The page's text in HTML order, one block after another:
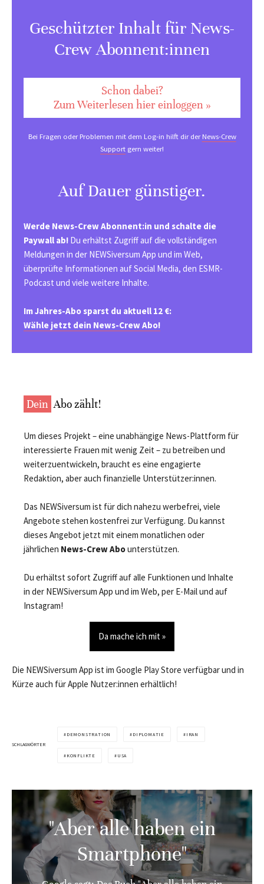
Geschützter Inhalt für News-
Crew Abonnent:innen
Schon dabei?
Zum Weiterlesen hier einloggen »
Bei Fragen oder Problemen mit dem Log-in hilft dir derNews-Crew
Support gern weiter!
Auf Dauer günstiger.
Werde News-Crew Abonnent:in und schalte die
Paywall ab! Du erhältst Zugriff auf die vollständigen
Meldungen in der NEWSiversum App und im Web,
überprüfte Informationen auf Social Media, den ESMR-
Podcast und viele weitere Inhalte.
Im Jahres-Abo sparst du aktuell 12 €:
Wähle jetzt dein News-Crew Abo!
Dein Abo zählt!
Um dieses Projekt – eine unabhängige News-Plattform für
interessierte Frauen mit wenig Zeit – zu betreiben und
weiterzuentwickeln, braucht es eine engagierte
Redaktion, aber auch finanzielle Unterstützer:innen.
Das NEWSiversum ist für dich nahezu werbefrei, viele
Angebote stehen kostenfrei zur Verfügung. Du kannst
dieses Angebot jetzt mit einem monatlichen oder
jährlichen News-Crew Abounterstützen.
Du erhältst sofort Zugriff auf alle Funktionen und Inhalte
in der NEWSiversum App und im Web, per E-Mail und auf
Instagram!
Da mache ich mit »
Die NEWSiversum App ist im Google Play Store verfügbar und in
Kürze auch für Apple Nutzer:innen erhältlich!
SCHLAGWÖRTER
DEMONSTRATION DIPLOMATIE IRAN
KONFLIKTE USA
"Aber alle haben ein
Smartphone"